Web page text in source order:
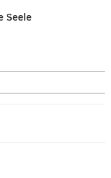
Seele